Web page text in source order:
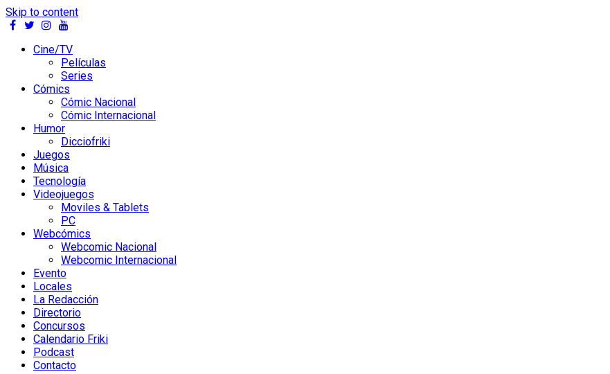
Skip to content
Cine/TV
Películas
Series
Cómics
Cómic Nacional
Cómic Internacional
Humor
Dicciofriki
Juegos
Música
Tecnología
Videojuegos
Moviles & Tablets
PC
Webcómics
Webcomic Nacional
Webcomic Internacional
Evento
Locales
La Redacción
Directorio
Concursos
Calendario Friki
Podcast
Contacto